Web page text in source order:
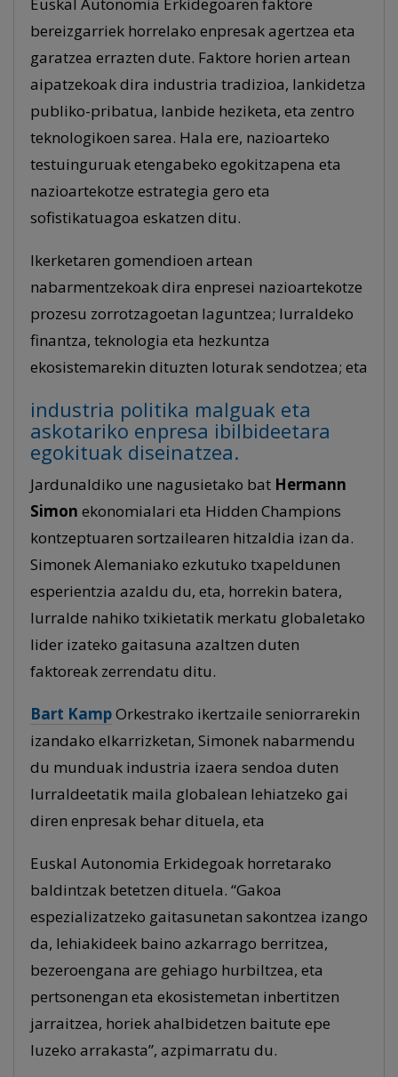
bereizgarriek horrelako enpresak agertzea eta
garatzea errazten dute. Faktore horien artean
aipatzekoak dira industria tradizioa, lankidetza
publiko-pribatua, lanbide heziketa, eta zentro
teknologikoen sarea. Hala ere, nazioarteko
testuinguruak etengabeko egokitzapena eta
nazioartekotze estrategia gero eta
sofistikatuagoa eskatzen ditu.
Ikerketaren gomendioen artean
nabarmentzekoak dira enpresei nazioartekotze
prozesu zorrotzagoetan laguntzea; lurraldeko
finantza, teknologia eta hezkuntza
ekosistemarekin dituzten loturak sendotzea; eta
industria politika malguak eta
askotariko enpresa ibilbideetara
egokituak diseinatzea.
Jardunaldiko une nagusietako bat Hermann
Simon ekonomialari eta Hidden Champions
kontzeptuaren sortzailearen hitzaldia izan da.
Simonek Alemaniako ezkutuko txapeldunen
esperientzia azaldu du, eta, horrekin batera,
lurralde nahiko txikietatik merkatu globaletako
lider izateko gaitasuna azaltzen duten
faktoreak zerrendatu ditu.
Bart KampOrkestrako ikertzaile seniorrarekin
izandako elkarrizketan, Simonek nabarmendu
du munduak industria izaera sendoa duten
lurraldeetatik maila globalean lehiatzeko gai
diren enpresak behar dituela, eta
Euskal Autonomia Erkidegoak horretarako
baldintzak betetzen dituela. “Gakoa
espezializatzeko gaitasunetan sakontzea izango
da, lehiakideek baino azkarrago berritzea,
bezeroengana are gehiago hurbiltzea, eta
pertsonengan eta ekosistemetan inbertitzen
jarraitzea, horiek ahalbidetzen baitute epe
luzeko arrakasta”, azpimarratu du.